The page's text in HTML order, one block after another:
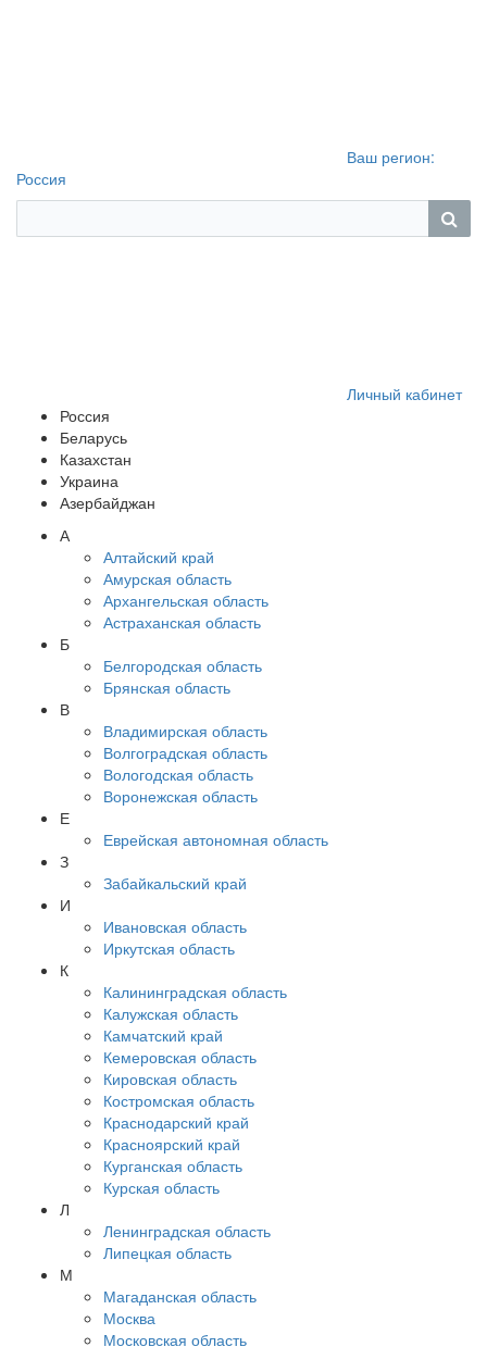
Ваш регион:
Россия
Личный кабинет
Россия
Беларусь
Казахстан
Украина
Азербайджан
А
Алтайский край
Амурская область
Архангельская область
Астраханская область
Б
Белгородская область
Брянская область
В
Владимирская область
Волгоградская область
Вологодская область
Воронежская область
Е
Еврейская автономная область
З
Забайкальский край
И
Ивановская область
Иркутская область
К
Калининградская область
Калужская область
Камчатский край
Кемеровская область
Кировская область
Костромская область
Краснодарский край
Красноярский край
Курганская область
Курская область
Л
Ленинградская область
Липецкая область
М
Магаданская область
Москва
Московская область